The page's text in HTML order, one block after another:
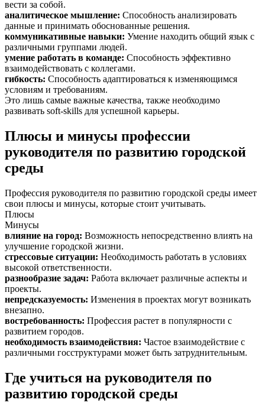
вести за собой.
аналитическое мышление: Способность анализировать
данные и принимать обоснованные решения.
коммуникативные навыки: Умение находить общий язык с
различными группами людей.
умение работать в команде: Способность эффективно
взаимодействовать с коллегами.
гибкость: Способность адаптироваться к изменяющимся
условиям и требованиям.
Это лишь самые важные качества, также необходимо
развивать soft-skills для успешной карьеры.
Плюсы и минусы профессии
руководителя по развитию городской
среды
Профессия руководителя по развитию городской среды имеет
свои плюсы и минусы, которые стоит учитывать.
Плюсы
Минусы
влияние на город: Возможность непосредственно влиять на
улучшение городской жизни.
стрессовые ситуации: Необходимость работать в условиях
высокой ответственности.
разнообразие задач: Работа включает различные аспекты и
проекты.
непредсказуемость: Изменения в проектах могут возникать
внезапно.
востребованность: Профессия растет в популярности с
развитием городов.
необходимость взаимодействия: Частое взаимодействие с
различными госструктурами может быть затруднительным.
Где учиться на руководителя по
развитию городской среды